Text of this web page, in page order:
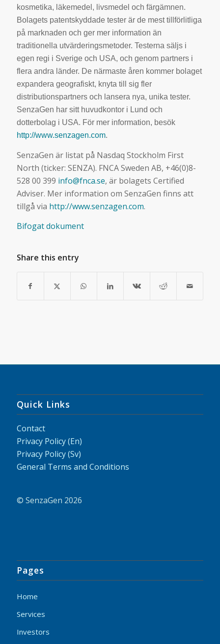
kosmetika, läkemedel, livsmedel och färgämnen.
Bolagets patentskyddade tester är de mest tillförlitliga
på marknaden och ger mer information än
traditionella utvärderingsmetoder. Testerna säljs i
egen regi i Sverige och USA, och genom partners i
flera andra länder. De närmaste åren kommer bolaget
expandera geografiskt, knyta till sig fler
distributionspartners och lansera nya, unika tester.
SenzaGen har sitt huvudkontor i Lund och
dotterbolag i USA. För mer information, besök
http://www.senzagen.com.
SenzaGen är listat på Nasdaq Stockholm First
North (ticker: SENZA). FNCA Sweden AB, +46(0)8-
528 00 399 info@fnca.se, är bolagets Certified
Adviser. Mer information om SenzaGen finns att
tillgå via http://www.senzagen.com.
Bifogat dokument
Share this entry
Quick Links
Contact
Privacy Policy (En)
Privacy Policy (Sv)
General Terms and Conditions
© SenzaGen 2026
Pages
Home
Services
Investors